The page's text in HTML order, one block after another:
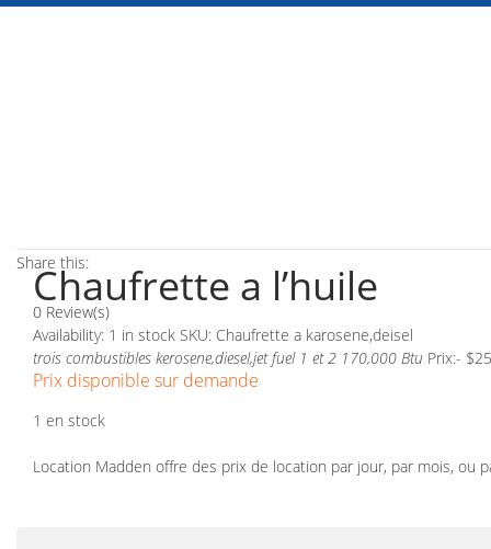
Share this:
Chaufrette a l’huile
0 Review(s)
Availability: 1 in stock SKU: Chaufrette a karosene,deisel
trois combustibles kerosene,diesel,jet fuel 1 et 2 170,000 Btu Prix:-
Prix disponible sur demande
1 en stock
Location Madden offre des prix de location par jour, par mois, ou